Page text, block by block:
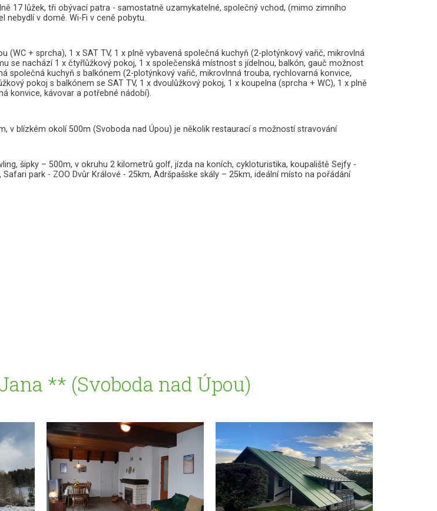
17 lůžek, tři obývací patra - samostatně uzamykatelné, společný vchod, (mimo zimního
v domě. Wi-Fi v ceně pobytu.
+ sprcha), 1 x SAT TV, 1 x plně vybavená společná kuchyň (2-plotýnkový vařič, mikrovlná
se nachází 1 x čtyřlůžkový pokoj, 1 x společenská místnost s jídelnou, balkón, gauč možnost
společná kuchyň s balkónem (2-plotýnkový vařič, mikrovlnná trouba, rychlovarná konvice,
pokoj s balkónem se SAT TV, 1 x dvoulůžkový pokoj, 1 x koupelna (sprcha + WC), 1 x plně
konvice, kávovar a potřebné nádobí).
v blízkém okolí 500m (Svoboda nad Úpou) je několik restaurací s možností stravování
šipky – 500m, v okruhu 2 kilometrů golf, jízda na koních, cykloturistika, koupaliště Sejfy -
park - ZOO Dvůr Králové - 25km, Adršpašske skály – 25km, ideální místo na pořádání
** (Svoboda nad Úpou)